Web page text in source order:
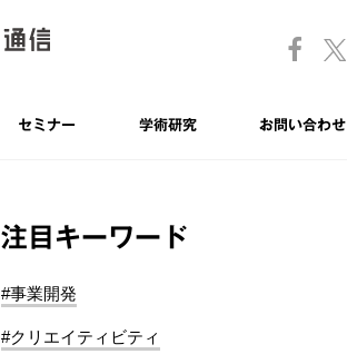
セミナー 学術研究 お問い合わせ
注目キーワード
#事業開発
#クリエイティビティ